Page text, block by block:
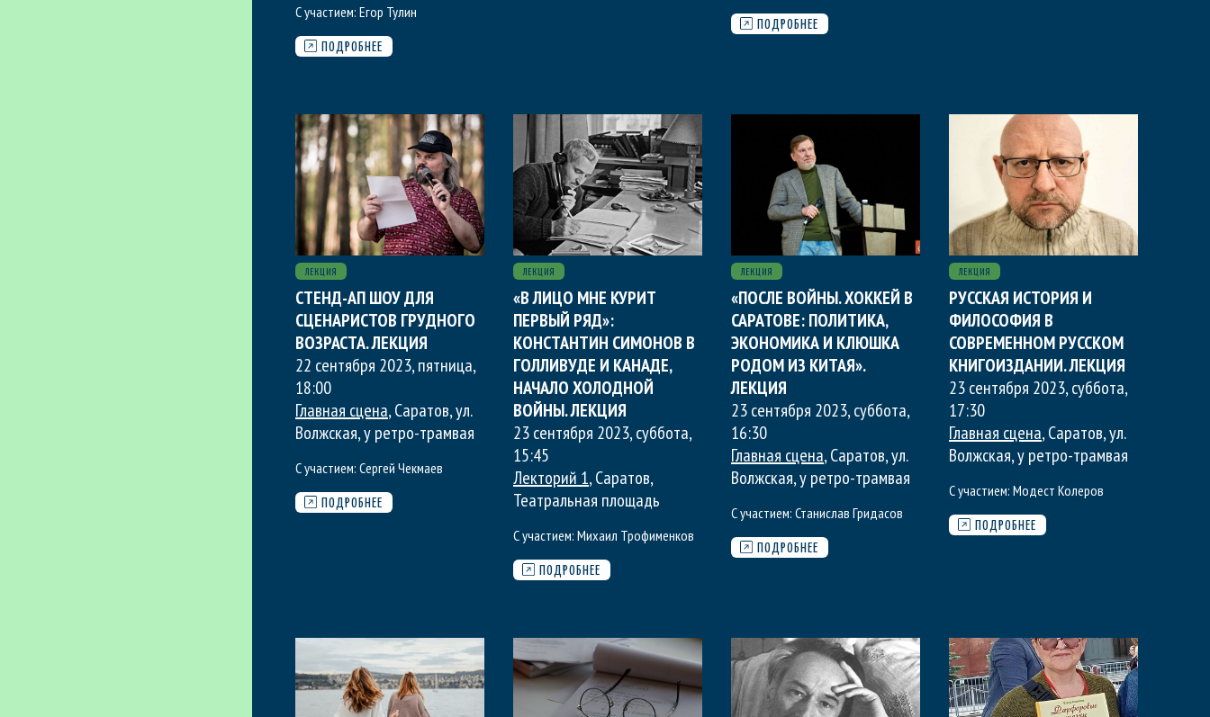
С участием: Егор Тулин
ПОДРОБНЕЕ
ПОДРОБНЕЕ
ЛЕКЦИЯ
СТЕНД-АП ШОУ ДЛЯ
СЦЕНАРИСТОВ ГРУДНОГО
ВОЗРАСТА. ЛЕКЦИЯ
22 сентября 2023, пятница,
18:00
Главная сцена, Саратов, ул.
Волжская, у ретро-трамвая
С участием: Сергей Чекмаев
ПОДРОБНЕЕ
ЛЕКЦИЯ
«В ЛИЦО МНЕ КУРИТ
ПЕРВЫЙ РЯД»:
КОНСТАНТИН СИМОНОВ В
ГОЛЛИВУДЕ И КАНАДЕ,
НАЧАЛО ХОЛОДНОЙ
ВОЙНЫ. ЛЕКЦИЯ
23 сентября 2023, суббота,
15:45
Лекторий 1, Саратов,
Театральная площадь
С участием: Михаил Трофименков
ПОДРОБНЕЕ
ЛЕКЦИЯ
«ПОСЛЕ ВОЙНЫ. ХОККЕЙ В
САРАТОВЕ: ПОЛИТИКА,
ЭКОНОМИКА И КЛЮШКА
РОДОМ ИЗ КИТАЯ».
ЛЕКЦИЯ
23 сентября 2023, суббота,
16:30
Главная сцена, Саратов, ул.
Волжская, у ретро-трамвая
С участием: Станислав Гридасов
ПОДРОБНЕЕ
ЛЕКЦИЯ
РУССКАЯ ИСТОРИЯ И
ФИЛОСОФИЯ В
СОВРЕМЕННОМ РУССКОМ
КНИГОИЗДАНИИ. ЛЕКЦИЯ
23 сентября 2023, суббота,
17:30
Главная сцена, Саратов, ул.
Волжская, у ретро-трамвая
С участием: Модест Колеров
ПОДРОБНЕЕ